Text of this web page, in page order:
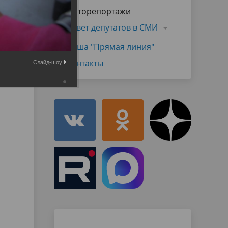
Муниципальная служба
Объявления
имущественного характера
Информационные материалы
Фоторепортажи
Совет депутатов в СМИ
Наша "Прямая линия"
Контакты
Слайд-шоу: